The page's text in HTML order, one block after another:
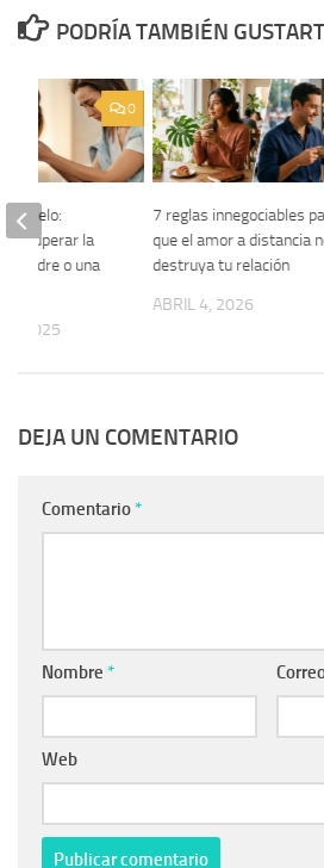
PODRÍA TAMBIÉN
7 reglas innegociables
que el amor a distancia
destruya tu relación
ABRIL 4, 2026
0
Duelo:
Superar la
Padre o una
2025
DEJA UN COMENTARIO
Comentario *
Nombre *
Web